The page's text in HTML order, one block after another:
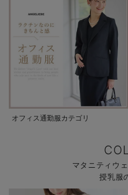
オフィス通勤服カテゴリ
マタニティウ
授乳服